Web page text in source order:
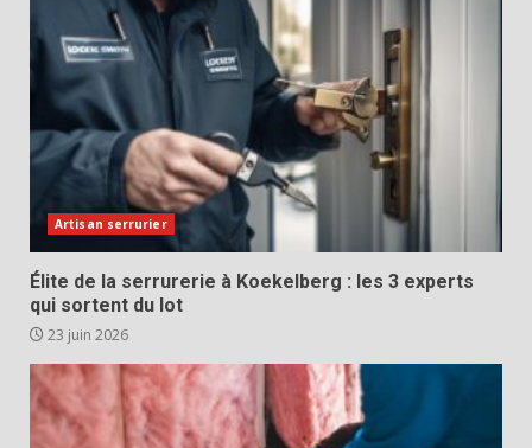
Artisan serrurier
Élite de la serrurerie à Koekelberg : les 3 experts
qui sortent du lot
23 juin 2026